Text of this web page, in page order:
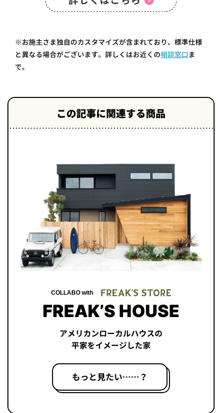
※お施主さま独自のカスタマイズが含まれており、標準仕様
と異なる場合がございます。詳しくはお近くの相談窓口ま
で。
この記事に関連する商品
COLLABO with
FREAK’S HOUSE
アメリカンローカルハウスの
平家をイメージした家
もっと見たい……？